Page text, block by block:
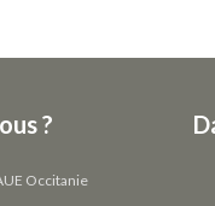
?
Occitanie